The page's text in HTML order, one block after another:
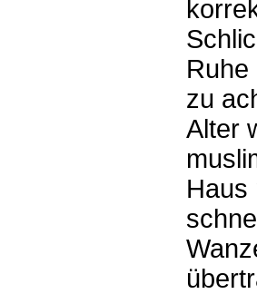
Ruhe
zu
Alter
Haus